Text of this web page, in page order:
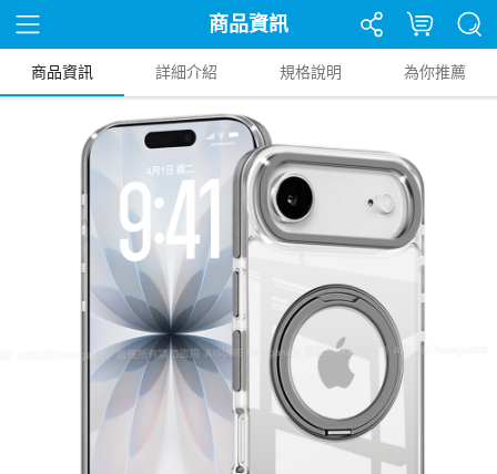
商品資訊
商品資訊 詳細介紹 規格說明 為你推薦